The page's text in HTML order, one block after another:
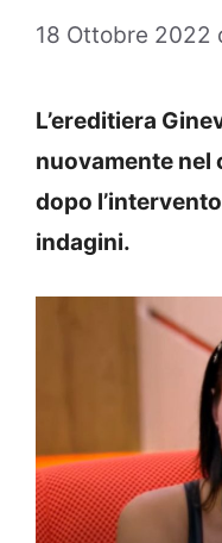
18 Ottobre 2022
L’ereditiera
nuovamente nel
dopo
indagini.